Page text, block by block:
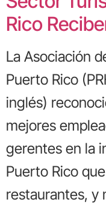
Rico
La Asociación
Puerto Rico
inglés)
mejores
gerentes en la
Puerto Rico
restaurantes, y